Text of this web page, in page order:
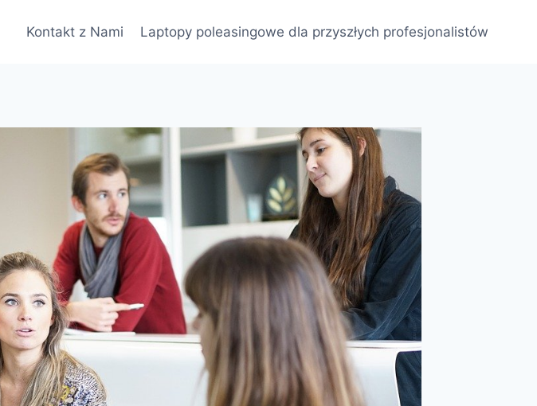
Kontakt z Nami Laptopy poleasingowe dla przyszłych profesjonalistów